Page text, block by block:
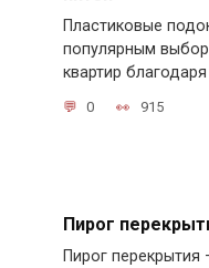
Пластиковые
популярным
квартир
0 915
Пирог
Пирог перекрытия